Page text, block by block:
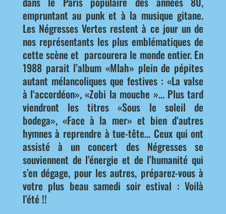
empruntant au punk et à la musique gitane.
Les Négresses Vertes restent à ce jour un de
nos représentants les plus emblématiques de
cette scène et parcourera le monde entier. En
1988 parait l’album «Mlah» plein de pépites
autant mélancoliques que festives : «La valse
à l‘accordéon», «Zobi la mouche »… Plus tard
viendront les titres «Sous le soleil de
bodega», «Face à la mer» et bien d‘autres
hymnes à reprendre à tue-tête… Ceux qui ont
assisté à un concert des Négresses se
souviennent de l’énergie et de l’humanité qui
s’en dégage, pour les autres, préparez-vous à
votre plus beau samedi soir estival : Voilà
l’été !!